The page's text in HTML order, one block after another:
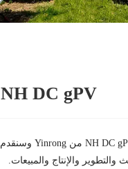
NH DC gPV فيوز الصين مصنعون وموردون ومصنعون